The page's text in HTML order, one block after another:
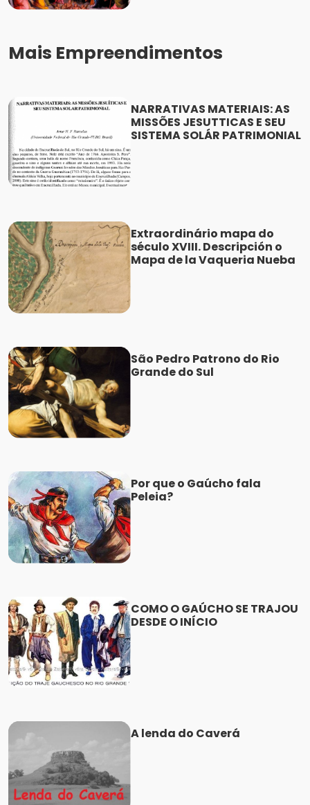
Mais Empreendimentos
NARRATIVAS MATERIAIS: AS
MISSÕES JESUTTICAS E SEU
SISTEMA SOLÁR PATRIMONIAL
Extraordinário mapa do
século XVIII. Descripción o
Mapa de la Vaqueria Nueba
São Pedro Patrono do Rio
Grande do Sul
Por que o Gaúcho fala
Peleia?
COMO O GAÚCHO SE TRAJOU
DESDE O INÍCIO
A lenda do Caverá